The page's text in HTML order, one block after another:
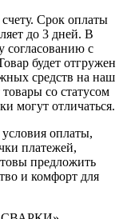
Срок оплаты
до 3 дней. В
согласованию с
будет отгружен
средств на наш
со статусом
могут отличаться.
оплаты,
платежей,
предложить
и комфорт для